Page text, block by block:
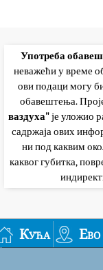
Употреба
неважећи у време
ови подаци могу
обавештења.
ваздуха"је уложио
садржаја ових
ни под каквим
каквог губитка,
Кућа Ево